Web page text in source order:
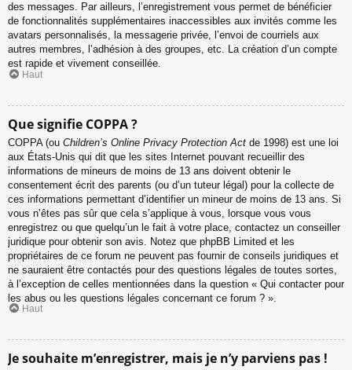
des messages. Par ailleurs, l’enregistrement vous permet de bénéficier
de fonctionnalités supplémentaires inaccessibles aux invités comme les
avatars personnalisés, la messagerie privée, l’envoi de courriels aux
autres membres, l’adhésion à des groupes, etc. La création d’un compte
est rapide et vivement conseillée.
Haut
Que signifie COPPA ?
COPPA (ou Children’s Online Privacy Protection Act de 1998) est une loi
aux États-Unis qui dit que les sites Internet pouvant recueillir des
informations de mineurs de moins de 13 ans doivent obtenir le
consentement écrit des parents (ou d’un tuteur légal) pour la collecte de
ces informations permettant d’identifier un mineur de moins de 13 ans. Si
vous n’êtes pas sûr que cela s’applique à vous, lorsque vous vous
enregistrez ou que quelqu’un le fait à votre place, contactez un conseiller
juridique pour obtenir son avis. Notez que phpBB Limited et les
propriétaires de ce forum ne peuvent pas fournir de conseils juridiques et
ne sauraient être contactés pour des questions légales de toutes sortes,
à l’exception de celles mentionnées dans la question « Qui contacter pour
les abus ou les questions légales concernant ce forum ? ».
Haut
Je souhaite m’enregistrer, mais je n’y parviens pas !